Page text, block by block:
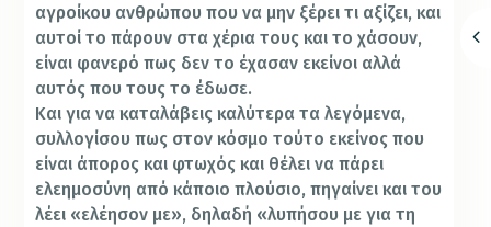
αγροίκου ανθρώπου που να μην ξέρει τι αξίζει, και
αυτοί το πάρουν στα χέρια τους και το χάσουν,
είναι φανερό πως δεν το έχασαν εκείνοι αλλά
αυτός που τους το έδωσε.
Και για να καταλάβεις καλύτερα τα λεγόμενα,
συλλογίσου πως στον κόσμο τούτο εκείνος που
είναι άπορος και φτωχός και θέλει να πάρει
ελεημοσύνη από κάποιο πλούσιο, πηγαίνει και του
λέει «ελέησον με», δηλαδή «λυπήσου με για τη